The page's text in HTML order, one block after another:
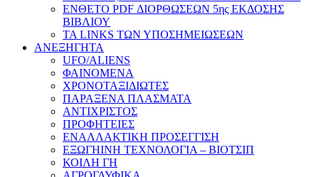
ΕΝΘΕΤΟ PDF ΔΙΟΡΘΩΣΕΩΝ 5ης ΕΚΔΟΣΗΣ
ΒΙΒΛΙΟΥ
ΤΑ LINKS ΤΩΝ ΥΠΟΣΗΜΕΙΩΣΕΩΝ
ΑΝΕΞΗΓΗΤΑ
UFO/ALIENS
ΦΑΙΝΟΜΕΝΑ
ΧΡΟΝΟΤΑΞΙΔΙΩΤΕΣ
ΠΑΡΑΞΕΝΑ ΠΛΑΣΜΑΤΑ
ΑΝΤΙΧΡΙΣΤΟΣ
ΠΡΟΦΗΤΕΙΕΣ
ΕΝΑΛΛΑΚΤΙΚΗ ΠΡΟΣΕΓΓΙΣΗ
ΕΞΩΓΗΙΝΗ ΤΕΧΝΟΛΟΓΙΑ – ΒΙΟΤΣΙΠ
ΚΟΙΛΗ ΓΗ